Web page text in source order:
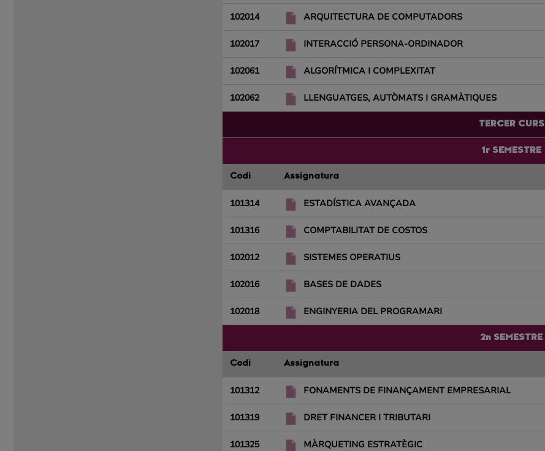
102014 ARQUITECTURA DE COMPUTADORS
102017 INTERACCIÓ PERSONA-ORDINADOR
102061 ALGORÍTMICA I COMPLEXITAT
102062 LLENGUATGES, AUTÒMATS I GRAMÀTIQUES
TERCER CURS
1r SEMESTRE
Codi Assignatura
101314 ESTADÍSTICA AVANÇADA
101316 COMPTABILITAT DE COSTOS
102012 SISTEMES OPERATIUS
102016 BASES DE DADES
102018 ENGINYERIA DEL PROGRAMARI
2n SEMESTRE
Codi Assignatura
101312 FONAMENTS DE FINANÇAMENT EMPRESARIAL
101319 DRET FINANCER I TRIBUTARI
101325 MÀRQUETING ESTRATÈGIC